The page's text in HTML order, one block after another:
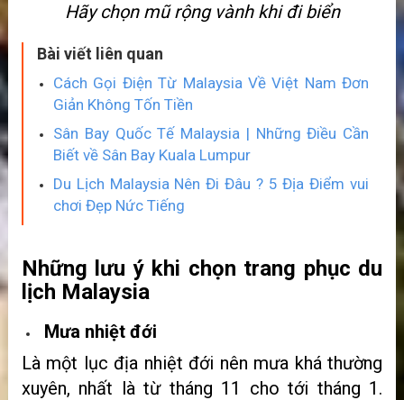
Hãy chọn mũ rộng vành khi đi biển
Bài viết liên quan
Cách Gọi Điện Từ Malaysia Về Việt Nam Đơn
Giản Không Tốn Tiền
Sân Bay Quốc Tế Malaysia | Những Điều Cần
Biết về Sân Bay Kuala Lumpur
Du Lịch Malaysia Nên Đi Đâu ? 5 Địa Điểm vui
chơi Đẹp Nức Tiếng
Những lưu ý khi chọn trang phục du
lịch Malaysia
Mưa nhiệt đới
Là một lục địa nhiệt đới nên mưa khá thường
xuyên, nhất là từ tháng 11 cho tới tháng 1.